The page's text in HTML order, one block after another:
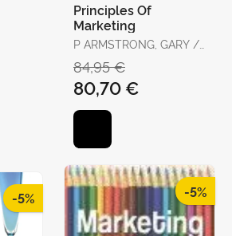
Principles Of
Marketing
P ARMSTRONG, GARY /
84,95 €
80,70 €
-5% -5%